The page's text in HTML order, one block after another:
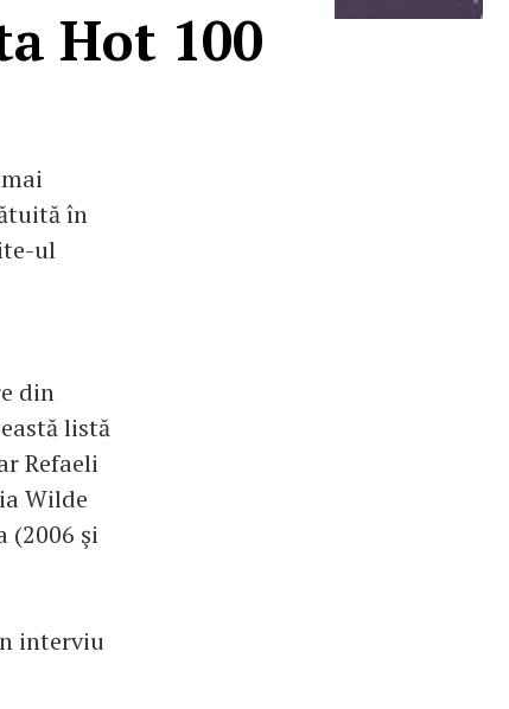
Hot 100
în
ul
din
listă
Refaeli
Wilde
(2006 şi
interviu